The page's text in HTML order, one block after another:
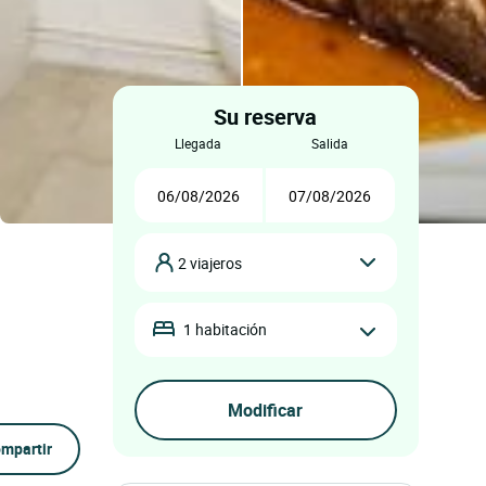
Su reserva
llegada salida
2 viajeros
1 habitación